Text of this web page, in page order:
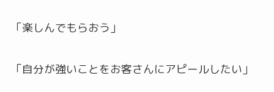
「楽しんでもらおう」
「自分が強いことをお客さんにアピールしたい」